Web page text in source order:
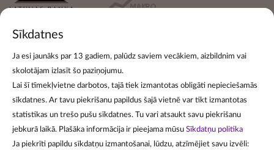
Sīkdatnes
Ja esi jaunāks par 13 gadiem, palūdz saviem vecākiem, aizbildnim vai
skolotājam izlasīt šo paziņojumu.
Lai šī tīmekļvietne darbotos, tajā tiek izmantotas obligāti nepieciešamās
sīkdatnes. Ar tavu piekrišanu papildus šajā vietnē var tikt izmantotas
statistikas un trešo pušu sīkdatnes. Tu vari atsaukt savu piekrišanu
jebkurā laikā. Plašāka informācija ir pieejama mūsu Sīkdatņu politika
Ja piekrīti papildu sīkdatņu izmantošanai, lūdzu, atzīmējiet savu izvēli:
Pieraksties jaunumiem
Lai pierakstītos jaunumu izsūtīšanai, norādi savu e-pasta